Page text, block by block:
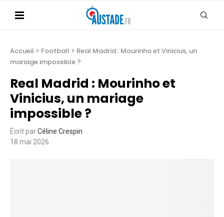
Accueil > Football > Real Madrid : Mourinho et Vinicius, un
mariage impossible ?
Real Madrid : Mourinho et
Vinicius, un mariage
impossible ?
Écrit parCéline Crespin
18 mai 2026